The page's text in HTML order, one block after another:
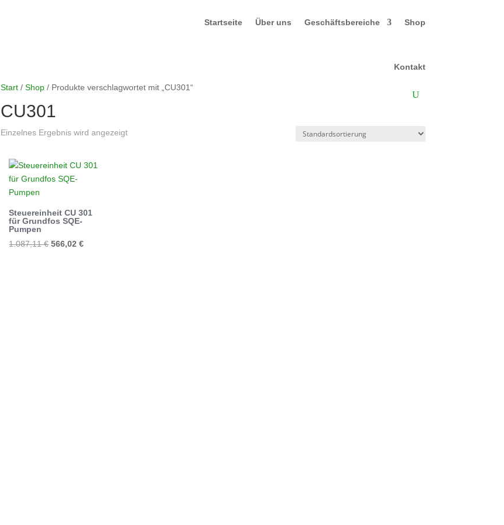
Startseite Über uns Geschäftsbereiche Shop
Kontakt
Start/ Shop/ Produkte verschlagwortet mit „CU301“
CU301
Einzelnes Ergebnis wird angezeigt
Steuereinheit CU 301
für Grundfos SQE-
Pumpen
1.087,11€ Ursprünglicher
566,02€Aktueller